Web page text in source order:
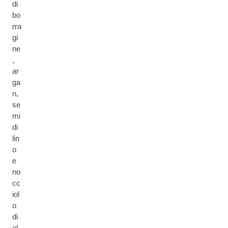
di
bo
rra
gi
ne
,
ar
ga
n,
se
mi
di
lin
o
e
no
cc
iol
o
di